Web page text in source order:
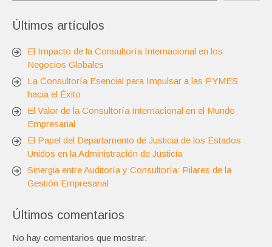
Últimos artículos
El Impacto de la Consultoría Internacional en los
Negocios Globales
La Consultoría Esencial para Impulsar a las PYMES
hacia el Éxito
El Valor de la Consultoría Internacional en el Mundo
Empresarial
El Papel del Departamento de Justicia de los Estados
Unidos en la Administración de Justicia
Sinergia entre Auditoría y Consultoría: Pilares de la
Gestión Empresarial
Últimos comentarios
No hay comentarios que mostrar.